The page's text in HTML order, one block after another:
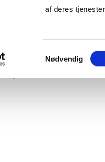
af deres
Samtykkevalg
Nødvendig